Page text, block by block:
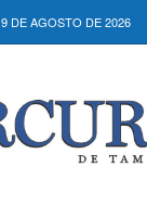
DE AGOSTO DE 2026